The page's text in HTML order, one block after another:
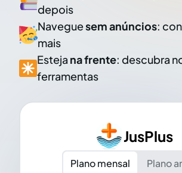
depois
Naveguesem anúncios:
mais
Esteja na frente: descubra
ferramentas
JusPlus
Plano mensal
Plano